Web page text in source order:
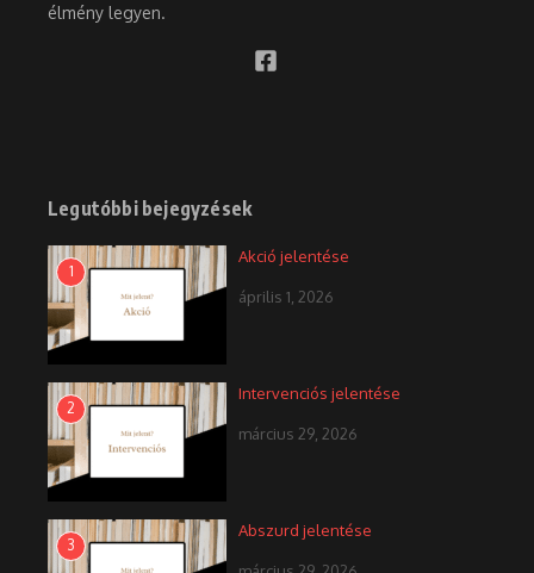
élmény legyen.
Legutóbbi bejegyzések
1
Akció jelentése
április 1, 2026
2
Intervenciós jelentése
március 29, 2026
3
Abszurd jelentése